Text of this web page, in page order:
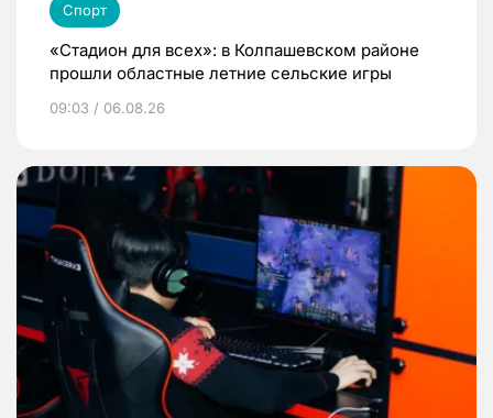
Спорт
«Стадион для всех»: в Колпашевском районе
прошли областные летние сельские игры
09:03 / 06.08.26